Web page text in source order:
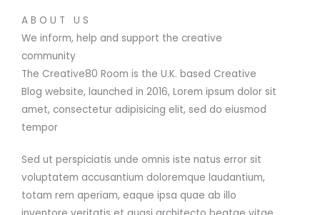
ABOUT US
We inform, help and support the creative
community
The Creative80 Room is the U.K. based Creative
Blog website, launched in 2016, Lorem ipsum dolor sit
amet, consectetur adipisicing elit, sed do eiusmod
tempor
Sed ut perspiciatis unde omnis iste natus error sit
voluptatem accusantium doloremque laudantium,
totam rem aperiam, eaque ipsa quae ab illo